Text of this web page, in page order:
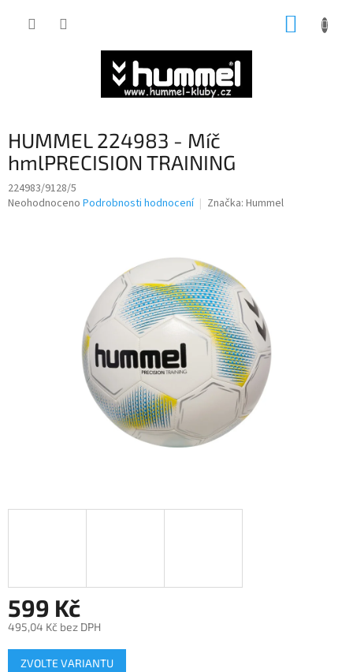
HUMMEL 224983 - Míč
hmlPRECISION TRAINING
224983/9128/5
Průměrné
Neohodnoceno Podrobnosti hodnocení Značka: Hummel
599 Kč
495,04 Kč bez DPH
Měrná
cena:
ZVOLTE VARIANTU